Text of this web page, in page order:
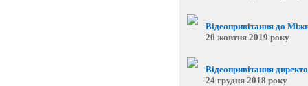
Відеопривітання до
20 жовтня 2019 року
Відеопривітання
24 грудня 2018 року